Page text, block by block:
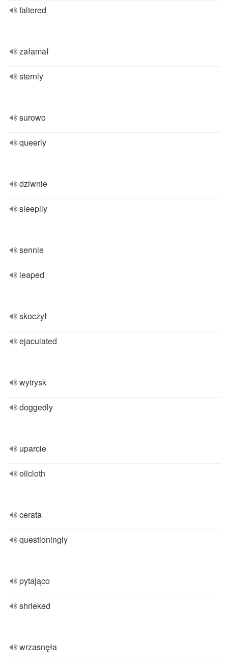
faltered
załamał
sternly
surowo
queerly
dziwnie
sleepily
sennie
leaped
skoczył
ejaculated
wytrysk
doggedly
uparcie
oilcloth
cerata
questioningly
pytająco
shrieked
wrzasnęła